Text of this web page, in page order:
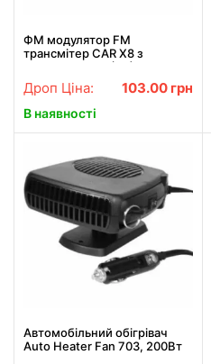
ФМ модулятор FM
трансмiтер CAR X8 з
Bluetooth MP3 (X8)
Дроп Ціна: 103.00 грн
В наявності
Автомобільний обігрівач
Auto Heater Fan 703, 200Вт